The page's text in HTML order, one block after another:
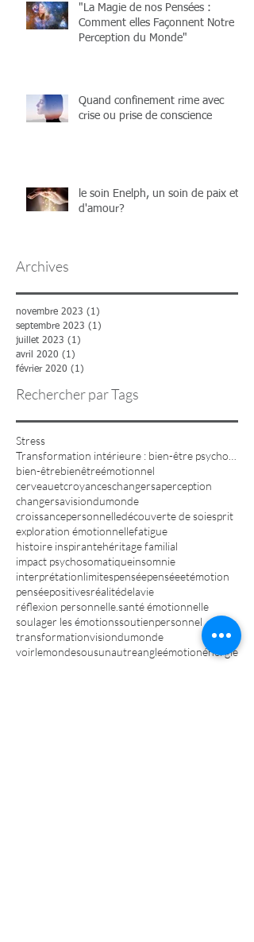
"La Magie de nos Pensées :
Comment elles Façonnent Notre
Perception du Monde"
Quand confinement rime avec
crise ou prise de conscience
le soin Enelph, un soin de paix et
d'amour?
Archives
novembre 2023 (1)
septembre 2023 (1)
juillet 2023 (1)
avril 2020 (1)
février 2020 (1)
Rechercher par Tags
Stress
bien-êtrebienêtreémotionnel
cerveauetcroyanceschangersaperception
changersavisiondumonde
croissancepersonnelledécouverte de soiesprit
exploration émotionnellefatigue
histoire inspirantehéritage familial
impact psychosomatiqueinsomnie
interprétationlimitespenséepenséeetémotion
penséepositivesréalitédelavie
réflexion personnelle.santé émotionnelle
soulager les émotionssoutienpersonnel
transformationvisiondumonde
voirlemondesousunautreangleémotionénergie